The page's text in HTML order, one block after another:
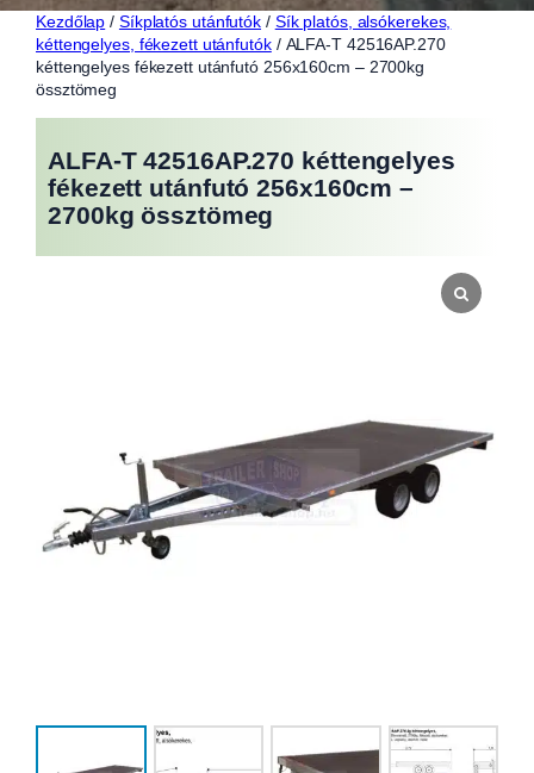
Kezdőlap / Síkplatós utánfutók / Sík platós, alsókerekes,
kéttengelyes, fékezett utánfutók/ ALFA-T 42516AP.270
kéttengelyes fékezett utánfutó 256x160cm – 2700kg
össztömeg
ALFA-T 42516AP.270 kéttengelyes
fékezett utánfutó 256x160cm –
2700kg össztömeg